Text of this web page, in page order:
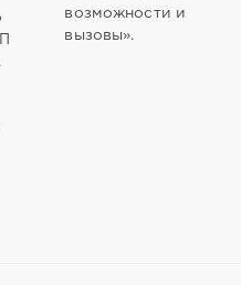
возможности и
вызовы».